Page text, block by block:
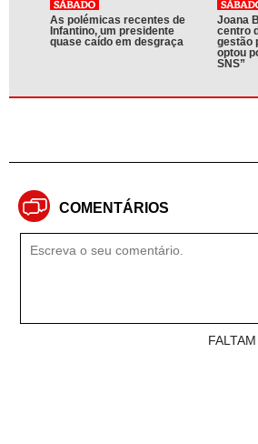
As polémicas recentes de
Infantino, um presidente
quase caído em desgraça
Joana
centro
gestão
optou
SNS”
COMENTÁRIOS